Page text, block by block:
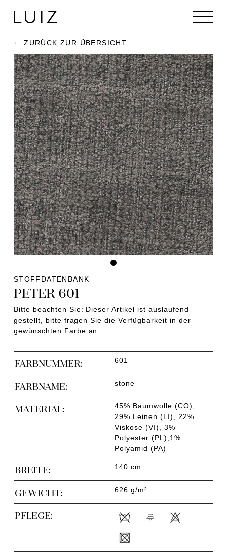
ZURÜCK ZUR ÜBERSICHT
STOFFDATENBANK
PETER 601
Bitte beachten Sie: Dieser Artikel ist auslaufend
gestellt, bitte fragen Sie die Verfügbarkeit in der
gewünschten Farbe an.
FARBNUMMER: 601
FARBNAME: stone
MATERIAL:
45% Baumwolle (CO),
29% Leinen (LI), 22%
Viskose (VI), 3%
Polyester (PL),1%
Polyamid (PA)
BREITE: 140 cm
GEWICHT: 626 g/m²
PFLEGE: